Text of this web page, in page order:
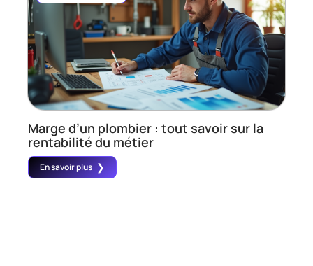
Marge d’un plombier : tout savoir sur la
rentabilité du métier
En savoir plus